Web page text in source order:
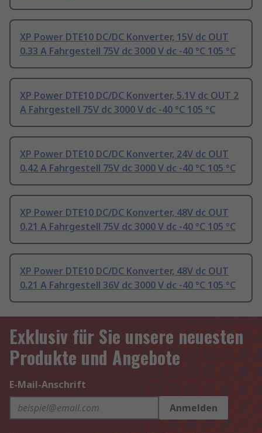
XP Power DTE10 DC/DC Konverter, 15V dc OUT
0.33 A Fahrgestell 75V dc 3000 V dc -40 °C 105 °C
XP Power DTE10 DC/DC Konverter, 5.1V dc OUT 2
A Fahrgestell 75V dc 3000 V dc -40 °C 105 °C
XP Power DTE10 DC/DC Konverter, 24V dc OUT
0.42 A Fahrgestell 75V dc 3000 V dc -40 °C 105 °C
XP Power DTE10 DC/DC Konverter, 48V dc OUT
0.21 A Fahrgestell 75V dc 3000 V dc -40 °C 105 °C
XP Power DTE10 DC/DC Konverter, 48V dc OUT
0.21 A Fahrgestell 36V dc 3000 V dc -40 °C 105 °C
Exklusiv für Sie unsere neuesten
Produkte und Angebote
E-Mail-Anschrift
Anmelden